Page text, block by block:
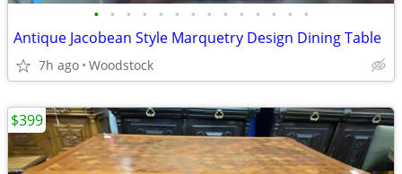
• • • • • • • • • • • • • •
Antique Jacobean Style Marquetry Design Dining Table
7h ago Woodstock
$399